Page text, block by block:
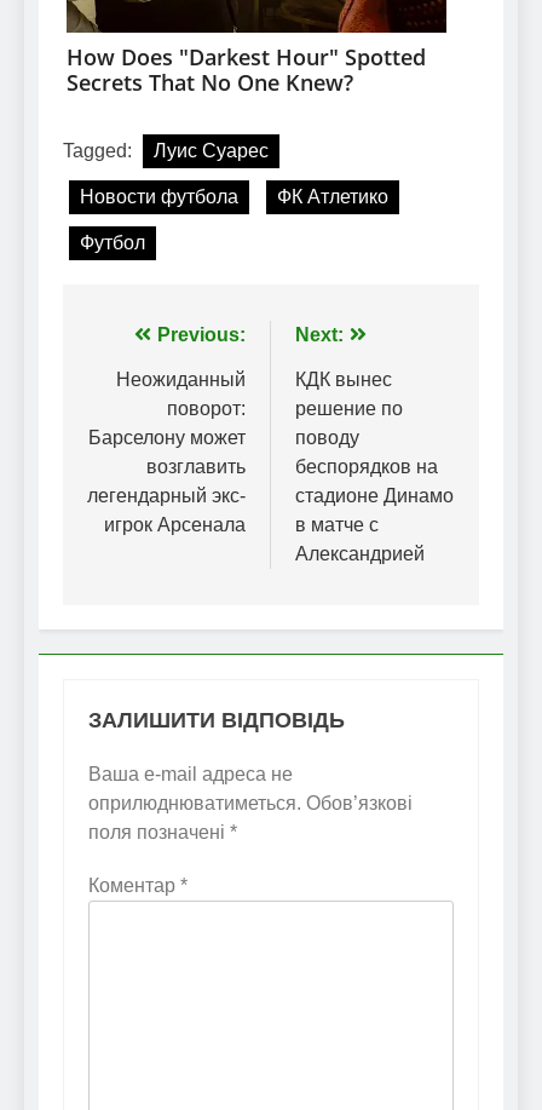
Tagged: Луис Суарес
Новости футбола ФК Атлетико
Футбол
Навігація
записів
Previous:
Неожиданный
поворот:
Барселону может
возглавить
легендарный экс-
игрок Арсенала
Next:
КДК вынес
решение по
поводу
беспорядков на
стадионе Динамо
в матче с
Александрией
ЗАЛИШИТИ ВІДПОВІДЬ
Ваша e-mail адреса не
оприлюднюватиметься. Обов’язкові
поля позначені *
Коментар *